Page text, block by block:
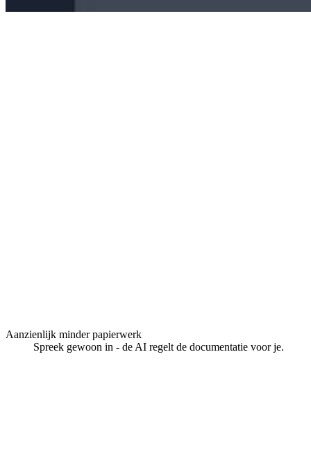
Aanzienlijk minder papierwerk
Spreek gewoon in - de AI regelt de documentatie voor je.